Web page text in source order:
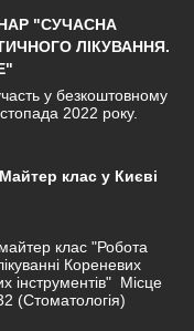
"СУЧАСНА
ЛІКУВАННЯ.
у безкоштовному
2022 року.
клас у Києві
клас "Робота
Кореневих
інструментів" Місце
(Стоматологія)